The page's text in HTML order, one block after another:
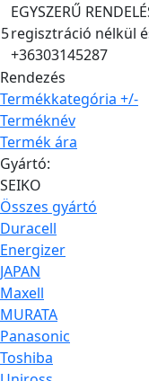
5
EGYSZERŰ
regisztráció nélkül
+36303145287
Rendezés
Termékkategória +/-
Terméknév
Termék ára
Gyártó:
SEIKO
Összes gyártó
Duracell
Energizer
JAPAN
Maxell
MURATA
Panasonic
Toshiba